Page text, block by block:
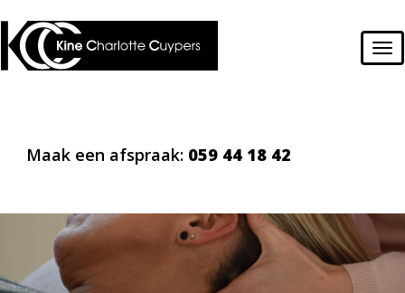
Maak een afspraak:059 44 18 42